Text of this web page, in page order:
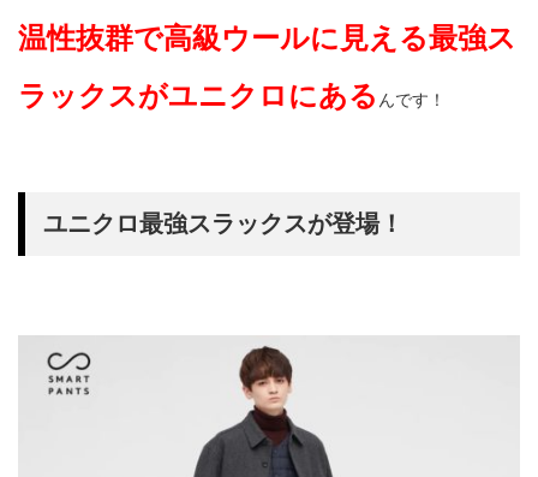
温性抜群で高級ウールに見える最強ス
ラックスがユニクロにある んです！
ユニクロ最強スラックスが登場！